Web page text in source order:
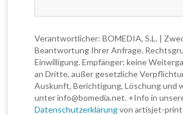
Verantwortlicher: BOMEDIA, S.L. |
Beantwortung Ihrer Anfrage. Rechtsgrundlage: Ihre
Einwilligung. Empfänger: keine Weitergabe der Daten
an Dritte, außer gesetzliche Verpflichtung.
Auskunft, Berichtigung, Löschung und
unter info@bomedia.net. +Info in
Datenschutzerklärungvon artisjet-